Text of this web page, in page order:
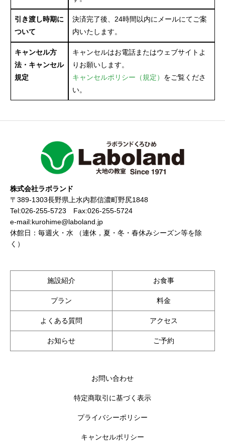
引き渡し時期に
ついて
決済完了後、24時間以内にメールにてご案
内いたします。
キャンセル方
法・キャンセル
規定
キャンセルはお電話またはウェブサイトよ
りお願いします。
キャンセルポリシー（規定） をご覧くださ
い。
株式会社ラボランド
〒389-1303長野県上水内郡信濃町野尻1848
Tel:026-255-5723 Fax:026-255-5724
e-mail:kurohime@laboland.jp
休館日：毎週火・水 （連休，夏・冬・春休みシーズン等を除
く）
施設紹介 お食事
プラン 料金
よくある質問 アクセス
お知らせ ご予約
お問い合わせ
特定商取引に基づく表示
プライバシーポリシー
キャンセルポリシー